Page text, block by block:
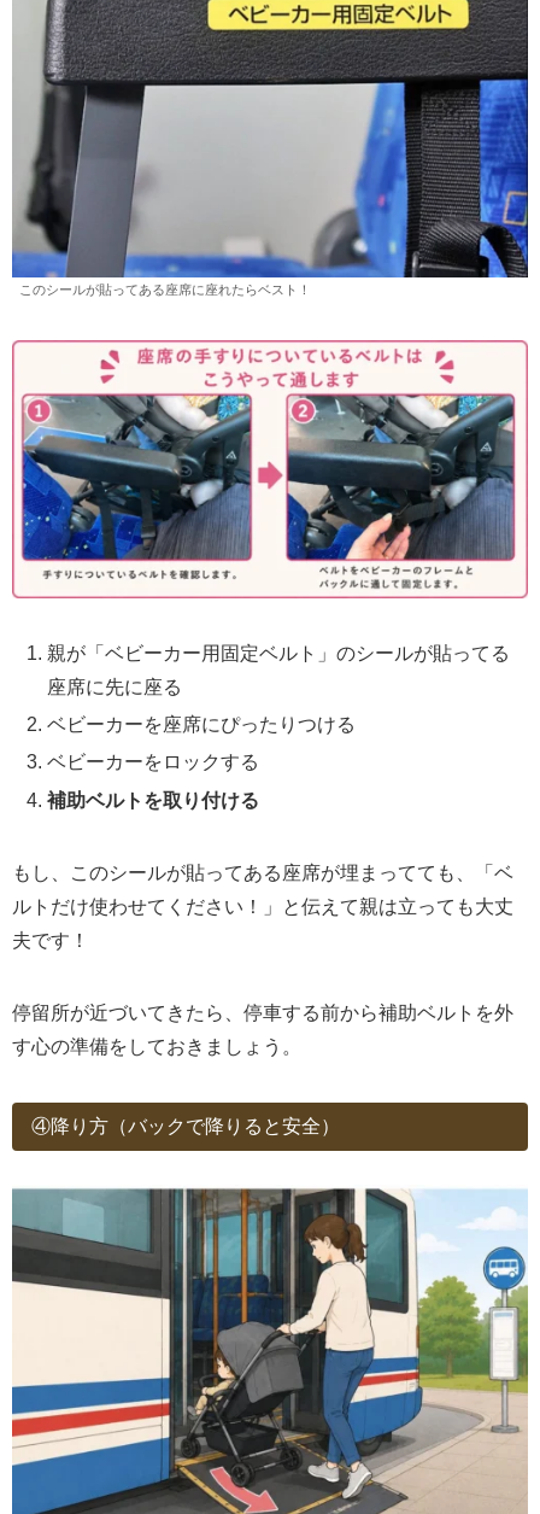
このシールが貼ってある座席に座れたらベスト！
親が「ベビーカー用固定ベルト」のシールが貼ってる
座席に先に座る
ベビーカーを座席にぴったりつける
ベビーカーをロックする
補助ベルトを取り付ける
もし、このシールが貼ってある座席が埋まってても、「ベ
ルトだけ使わせてください！」と伝えて親は立っても大丈
夫です！
停留所が近づいてきたら、停車する前から補助ベルトを外
す心の準備をしておきましょう。
④降り方（バックで降りると安全）